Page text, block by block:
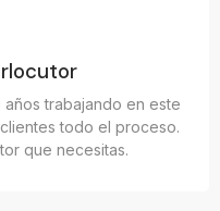
trabajando en este
todo el proceso.
que necesitas.